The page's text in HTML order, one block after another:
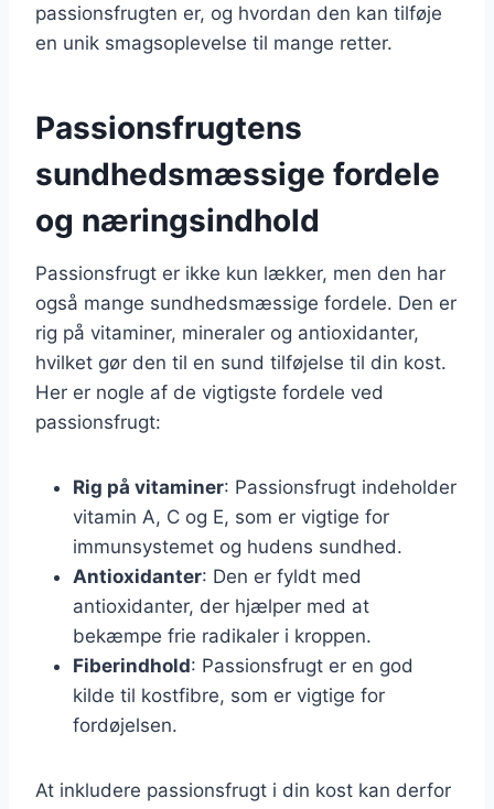
passionsfrugten er, og hvordan den kan tilføje
en unik smagsoplevelse til mange retter.
Passionsfrugtens
sundhedsmæssige fordele
og næringsindhold
Passionsfrugt er ikke kun lækker, men den har
også mange sundhedsmæssige fordele. Den er
rig på vitaminer, mineraler og antioxidanter,
hvilket gør den til en sund tilføjelse til din kost.
Her er nogle af de vigtigste fordele ved
passionsfrugt:
Rig på vitaminer: Passionsfrugt indeholder
vitamin A, C og E, som er vigtige for
immunsystemet og hudens sundhed.
Antioxidanter: Den er fyldt med
antioxidanter, der hjælper med at
bekæmpe frie radikaler i kroppen.
Fiberindhold: Passionsfrugt er en god
kilde til kostfibre, som er vigtige for
fordøjelsen.
At inkludere passionsfrugt i din kost kan derfor